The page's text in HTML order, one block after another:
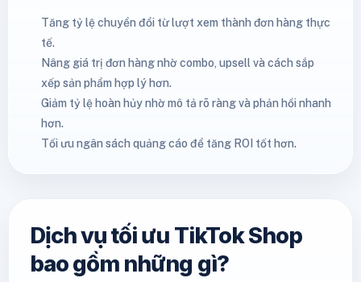
Tăng tỷ lệ chuyển đổi từ lượt xem thành đơn hàng thực
tế.
Nâng giá trị đơn hàng nhờ combo, upsell và cách sắp
xếp sản phẩm hợp lý hơn.
Giảm tỷ lệ hoàn hủy nhờ mô tả rõ ràng và phản hồi nhanh
hơn.
Tối ưu ngân sách quảng cáo để tăng ROI tốt hơn.
Dịch vụ tối ưu TikTok Shop
bao gồm những gì?